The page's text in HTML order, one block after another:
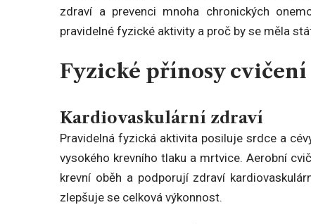
zdraví a prevenci mnoha chronických
pravidelné fyzické aktivity a proč by se měla
Fyzické přínosy cvičení
Kardiovaskulární zdraví
Pravidelná fyzická aktivita posiluje srdce a
vysokého krevního tlaku a mrtvice. Aerobní
krevní oběh a podporují zdraví
zlepšuje se celková výkonnost.